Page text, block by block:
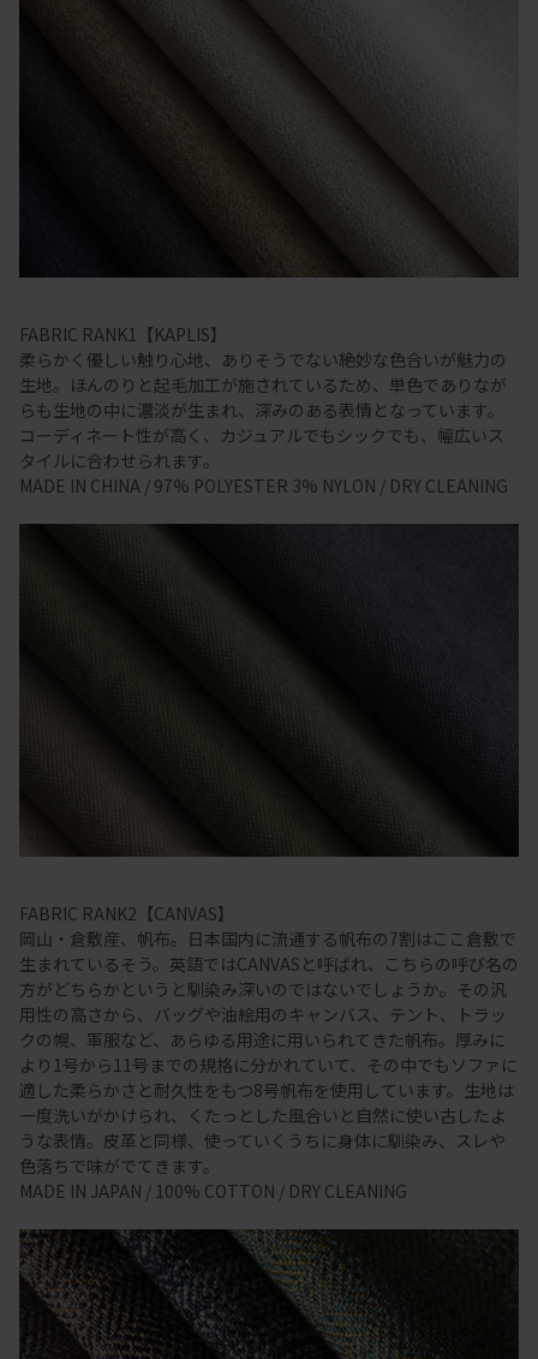
FABRIC RANK1【KAPLIS】
柔らかく優しい触り心地、ありそうでない絶妙な色合いが魅力の
生地。ほんのりと起毛加工が施されているため、単色でありなが
らも生地の中に濃淡が生まれ、深みのある表情となっています。
コーディネート性が高く、カジュアルでもシックでも、幅広いス
タイルに合わせられます。
MADE IN CHINA / 97% POLYESTER 3% NYLON / DRY CLEANING
FABRIC RANK2【CANVAS】
岡山・倉敷産、帆布。日本国内に流通する帆布の7割はここ倉敷で
生まれているそう。英語ではCANVASと呼ばれ、こちらの呼び名の
方がどちらかというと馴染み深いのではないでしょうか。その汎
用性の高さから、バッグや油絵用のキャンバス、テント、トラッ
クの幌、軍服など、あらゆる用途に用いられてきた帆布。厚みに
より1号から11号までの規格に分かれていて、その中でもソファに
適した柔らかさと耐久性をもつ8号帆布を使用しています。生地は
一度洗いがかけられ、くたっとした風合いと自然に使い古したよ
うな表情。皮革と同様、使っていくうちに身体に馴染み、スレや
色落ちで味がでてきます。
MADE IN JAPAN / 100% COTTON / DRY CLEANING